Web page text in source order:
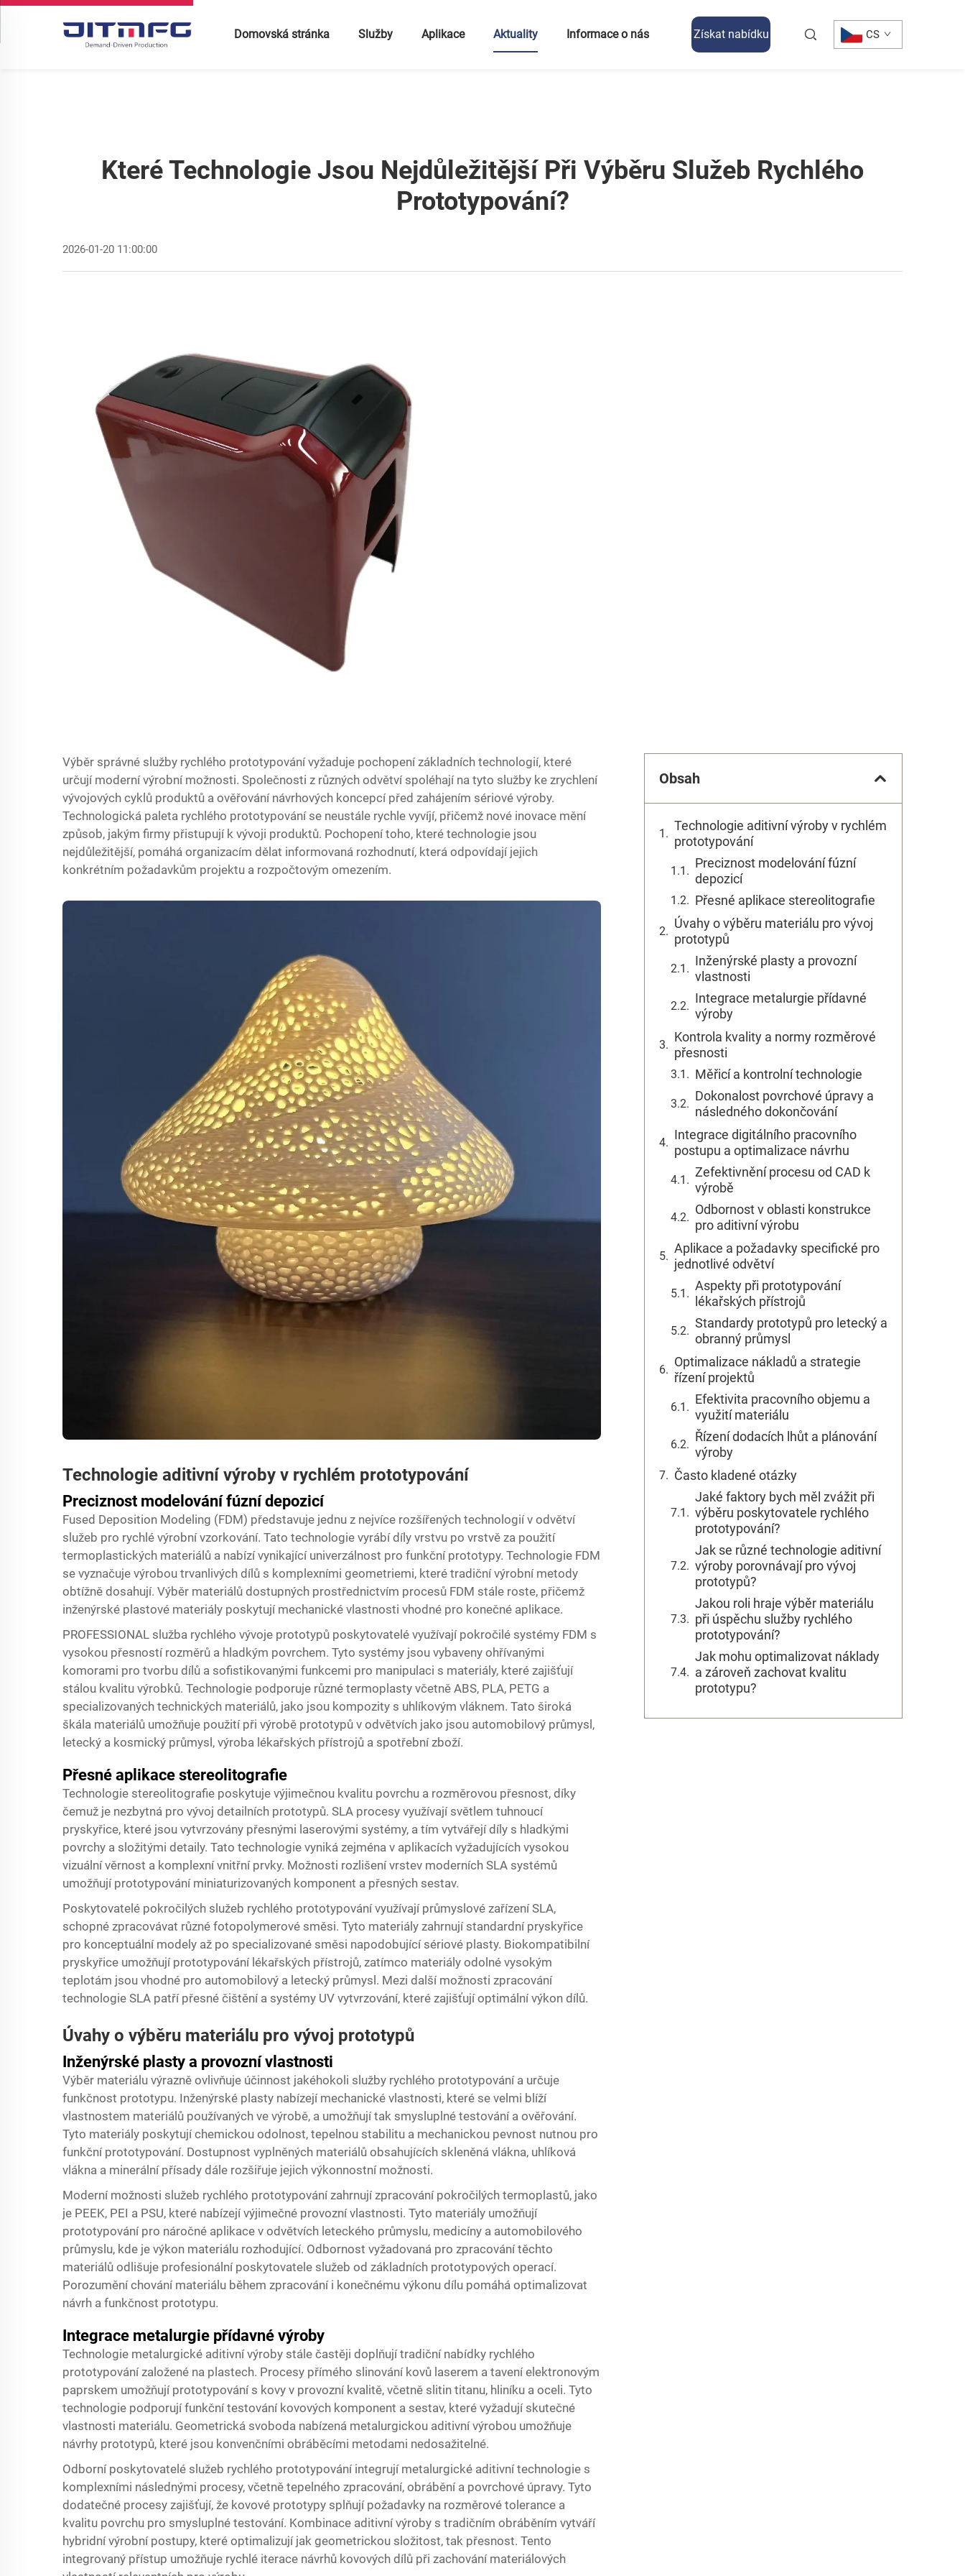
Domovská stránka Služby Aplikace Aktuality Informace o nás Získat nabídku CS
Které Technologie Jsou Nejdůležitější Při Výběru Služeb Rychlého
Prototypování?
2026-01-20 11:00:00
Výběr správné služby rychlého prototypování vyžaduje pochopení základních technologií, které
určují moderní výrobní možnosti. Společnosti z různých odvětví spoléhají na tyto služby ke zrychlení
vývojových cyklů produktů a ověřování návrhových koncepcí před zahájením sériové výroby.
Technologická paleta rychlého prototypování se neustále rychle vyvíjí, přičemž nové inovace mění
způsob, jakým firmy přistupují k vývoji produktů. Pochopení toho, které technologie jsou
nejdůležitější, pomáhá organizacím dělat informovaná rozhodnutí, která odpovídají jejich
konkrétním požadavkům projektu a rozpočtovým omezením.
Technologie aditivní výroby v rychlém prototypování
Preciznost modelování fúzní depozicí
Fused Deposition Modeling (FDM) představuje jednu z nejvíce rozšířených technologií v odvětví
služeb pro rychlé výrobní vzorkování. Tato technologie vyrábí díly vrstvu po vrstvě za použití
termoplastických materiálů a nabízí vynikající univerzálnost pro funkční prototypy. Technologie FDM
se vyznačuje výrobou trvanlivých dílů s komplexními geometriemi, které tradiční výrobní metody
obtížně dosahují. Výběr materiálů dostupných prostřednictvím procesů FDM stále roste, přičemž
inženýrské plastové materiály poskytují mechanické vlastnosti vhodné pro konečné aplikace.
PROFESSIONAL služba rychlého vývoje prototypů poskytovatelé využívají pokročilé systémy FDM s
vysokou přesností rozměrů a hladkým povrchem. Tyto systémy jsou vybaveny ohřívanými
komorami pro tvorbu dílů a sofistikovanými funkcemi pro manipulaci s materiály, které zajišťují
stálou kvalitu výrobků. Technologie podporuje různé termoplasty včetně ABS, PLA, PETG a
specializovaných technických materiálů, jako jsou kompozity s uhlíkovým vláknem. Tato široká
škála materiálů umožňuje použití při výrobě prototypů v odvětvích jako jsou automobilový průmysl,
letecký a kosmický průmysl, výroba lékařských přístrojů a spotřební zboží.
Přesné aplikace stereolitografie
Technologie stereolitografie poskytuje výjimečnou kvalitu povrchu a rozměrovou přesnost, díky
čemuž je nezbytná pro vývoj detailních prototypů. SLA procesy využívají světlem tuhnoucí
pryskyřice, které jsou vytvrzovány přesnými laserovými systémy, a tím vytvářejí díly s hladkými
povrchy a složitými detaily. Tato technologie vyniká zejména v aplikacích vyžadujících vysokou
vizuální věrnost a komplexní vnitřní prvky. Možnosti rozlišení vrstev moderních SLA systémů
umožňují prototypování miniaturizovaných komponent a přesných sestav.
Poskytovatelé pokročilých služeb rychlého prototypování využívají průmyslové zařízení SLA,
schopné zpracovávat různé fotopolymerové směsi. Tyto materiály zahrnují standardní pryskyřice
pro konceptuální modely až po specializované směsi napodobující sériové plasty. Biokompatibilní
pryskyřice umožňují prototypování lékařských přístrojů, zatímco materiály odolné vysokým
teplotám jsou vhodné pro automobilový a letecký průmysl. Mezi další možnosti zpracování
technologie SLA patří přesné čištění a systémy UV vytvrzování, které zajišťují optimální výkon dílů.
Úvahy o výběru materiálu pro vývoj prototypů
Inženýrské plasty a provozní vlastnosti
Výběr materiálu výrazně ovlivňuje účinnost jakéhokoli služby rychlého prototypování a určuje
funkčnost prototypu. Inženýrské plasty nabízejí mechanické vlastnosti, které se velmi blíží
vlastnostem materiálů používaných ve výrobě, a umožňují tak smysluplné testování a ověřování.
Tyto materiály poskytují chemickou odolnost, tepelnou stabilitu a mechanickou pevnost nutnou pro
funkční prototypování. Dostupnost vyplněných materiálů obsahujících skleněná vlákna, uhlíková
vlákna a minerální přísady dále rozšiřuje jejich výkonnostní možnosti.
Moderní možnosti služeb rychlého prototypování zahrnují zpracování pokročilých termoplastů, jako
je PEEK, PEI a PSU, které nabízejí výjimečné provozní vlastnosti. Tyto materiály umožňují
prototypování pro náročné aplikace v odvětvích leteckého průmyslu, medicíny a automobilového
průmyslu, kde je výkon materiálu rozhodující. Odbornost vyžadovaná pro zpracování těchto
materiálů odlišuje profesionální poskytovatele služeb od základních prototypových operací.
Porozumění chování materiálu během zpracování i konečnému výkonu dílu pomáhá optimalizovat
návrh a funkčnost prototypu.
Integrace metalurgie přídavné výroby
Technologie metalurgické aditivní výroby stále častěji doplňují tradiční nabídky rychlého
prototypování založené na plastech. Procesy přímého slinování kovů laserem a tavení elektronovým
paprskem umožňují prototypování s kovy v provozní kvalitě, včetně slitin titanu, hliníku a oceli. Tyto
technologie podporují funkční testování kovových komponent a sestav, které vyžadují skutečné
vlastnosti materiálu. Geometrická svoboda nabízená metalurgickou aditivní výrobou umožňuje
návrhy prototypů, které jsou konvenčními obráběcími metodami nedosažitelné.
Odborní poskytovatelé služeb rychlého prototypování integrují metalurgické aditivní technologie s
komplexními následnými procesy, včetně tepelného zpracování, obrábění a povrchové úpravy. Tyto
dodatečné procesy zajišťují, že kovové prototypy splňují požadavky na rozměrové tolerance a
kvalitu povrchu pro smysluplné testování. Kombinace aditivní výroby s tradičním obráběním vytváří
hybridní výrobní postupy, které optimalizují jak geometrickou složitost, tak přesnost. Tento
integrovaný přístup umožňuje rychlé iterace návrhů kovových dílů při zachování materiálových
Obsah
Technologie aditivní výroby v rychlém
prototypování
Preciznost modelování fúzní
depozicí
Přesné aplikace stereolitografie
Úvahy o výběru materiálu pro vývoj
prototypů
Inženýrské plasty a provozní
vlastnosti
Integrace metalurgie přídavné
výroby
Kontrola kvality a normy rozměrové
přesnosti
Měřicí a kontrolní technologie
Dokonalost povrchové úpravy a
následného dokončování
Integrace digitálního pracovního
postupu a optimalizace návrhu
Zefektivnění procesu od CAD k
výrobě
Odbornost v oblasti konstrukce
pro aditivní výrobu
Aplikace a požadavky specifické pro
jednotlivé odvětví
Aspekty při prototypování
lékařských přístrojů
Standardy prototypů pro letecký a
obranný průmysl
Optimalizace nákladů a strategie
řízení projektů
Efektivita pracovního objemu a
využití materiálu
Řízení dodacích lhůt a plánování
výroby
Často kladené otázky
Jaké faktory bych měl zvážit při
výběru poskytovatele rychlého
prototypování?
Jak se různé technologie aditivní
výroby porovnávají pro vývoj
prototypů?
Jakou roli hraje výběr materiálu
při úspěchu služby rychlého
prototypování?
Jak mohu optimalizovat náklady
a zároveň zachovat kvalitu
prototypu?